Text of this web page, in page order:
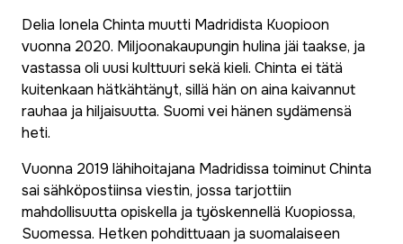
Delia Ionela Chinta muutti Madridista Kuopioon
vuonna 2020. Miljoonakaupungin hulina jäi taakse, ja
vastassa oli uusi kulttuuri sekä kieli. Chinta ei tätä
kuitenkaan hätkähtänyt, sillä hän on aina kaivannut
rauhaa ja hiljaisuutta. Suomi vei hänen sydämensä
heti.
Vuonna 2019 lähihoitajana Madridissa toiminut Chinta
sai sähköpostiinsa viestin, jossa tarjottiin
mahdollisuutta opiskella ja työskennellä Kuopiossa,
Suomessa. Hetken pohdittuaan ja suomalaiseen